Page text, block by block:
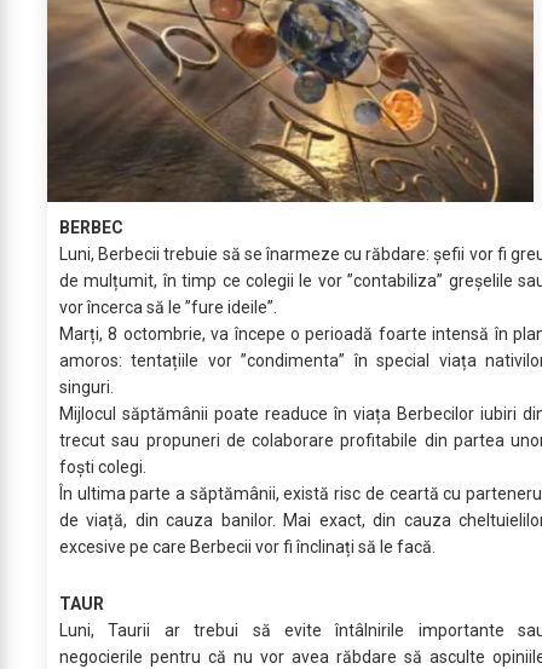
BERBEC
Luni, Berbecii trebuie să se înarmeze cu răbdare: șefii vor fi
de mulțumit, în timp ce colegii le vor ”contabiliza” greșelile
vor încerca să le ”fure ideile”.
Marți, 8 octombrie, va începe o perioadă foarte intensă în
amoros: tentațiile vor ”condimenta” în special viața
singuri.
Mijlocul săptămânii poate readuce în viața Berbecilor iubiri
trecut sau propuneri de colaborare profitabile din partea
foști colegi.
În ultima parte a săptămânii, există risc de ceartă cu
de viață, din cauza banilor. Mai exact, din cauza
excesive pe care Berbecii vor fi înclinați să le facă.
TAUR
Luni, Taurii ar trebui să evite întâlnirile importante
negocierile pentru că nu vor avea răbdare să asculte